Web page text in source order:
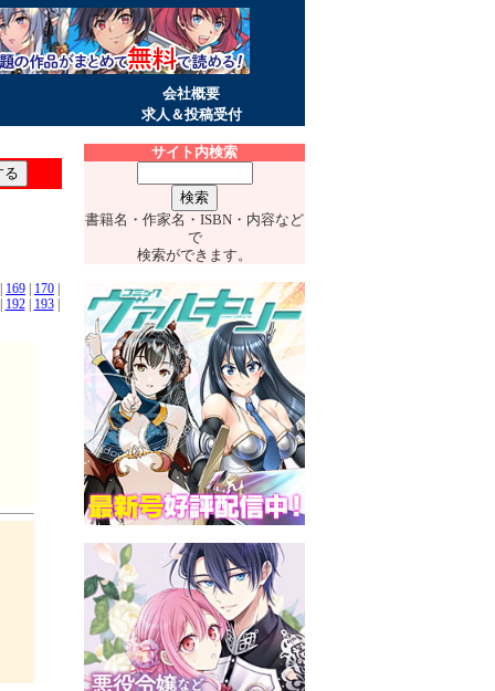
会社概要
求人＆投稿受付
169 170
192| 193|
サイト内検索
書籍名・作家名・ISBN・内容など
で
検索ができます。